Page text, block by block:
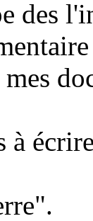
des
à